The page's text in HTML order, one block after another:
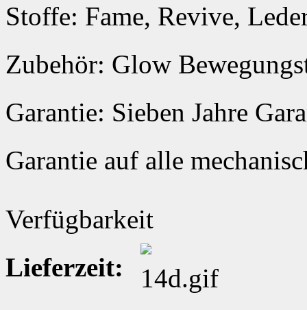
Stoffe: Fame, Revive,
Zubehör: Glow
Garantie: Sieben Jahre
Garantie auf alle
Verfügbarkeit
Lieferzeit: